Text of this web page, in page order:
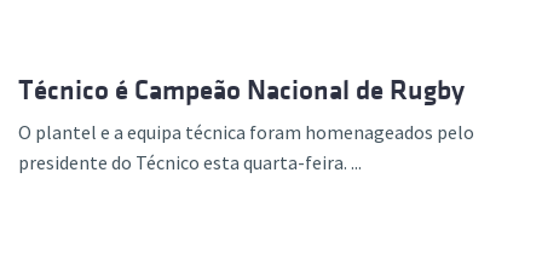
Técnico é Campeão Nacional de Rugby
O plantel e a equipa técnica foram homenageados pelo
presidente do Técnico esta quarta-feira. ...